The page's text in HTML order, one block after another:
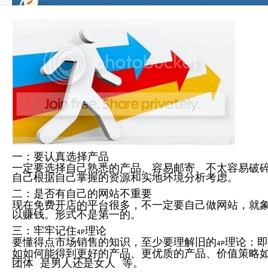
网
店
Custom
Made
高
级
网
Web
他
智
能
店
爆
单
系
贷
投
系
统
现
统
Penny
一：要认真选择产品
一定要选择自己熟悉的产品、容易邮寄、不太容易破
自己根据自己掌握的资源和实地环境分析考虑。
二：是否有自己的网站不重要
现在免费开店的平台很多，不一定要自己做网站，就
以赚钱。形式不是第一的。
三：牢牢记住4P理论
要懂得点市场销售的知识，至少要理解旧的4P理论：
如如何能得到更好的产品、更优质的产品、价值策
团体 是男人还是女人 等。